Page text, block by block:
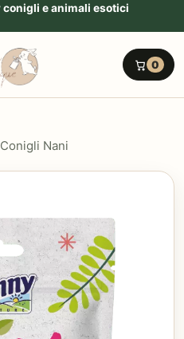
e animali esotici
0
Nani